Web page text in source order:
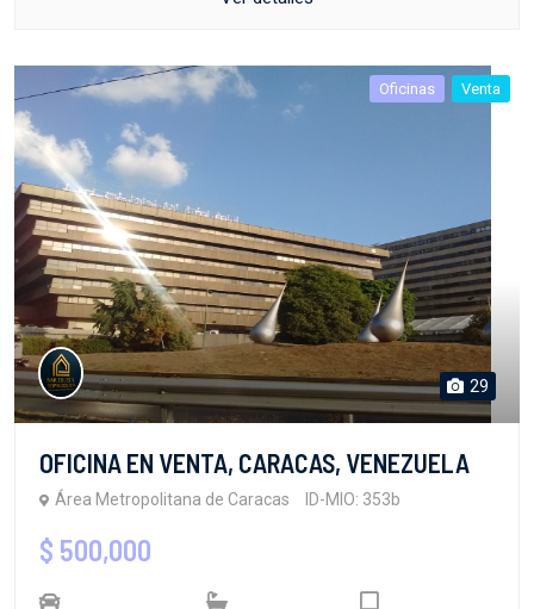
Oficinas Venta
29
OFICINA EN VENTA, CARACAS, VENEZUELA
Área Metropolitana de Caracas ID-MIO: 353b
$ 500,000